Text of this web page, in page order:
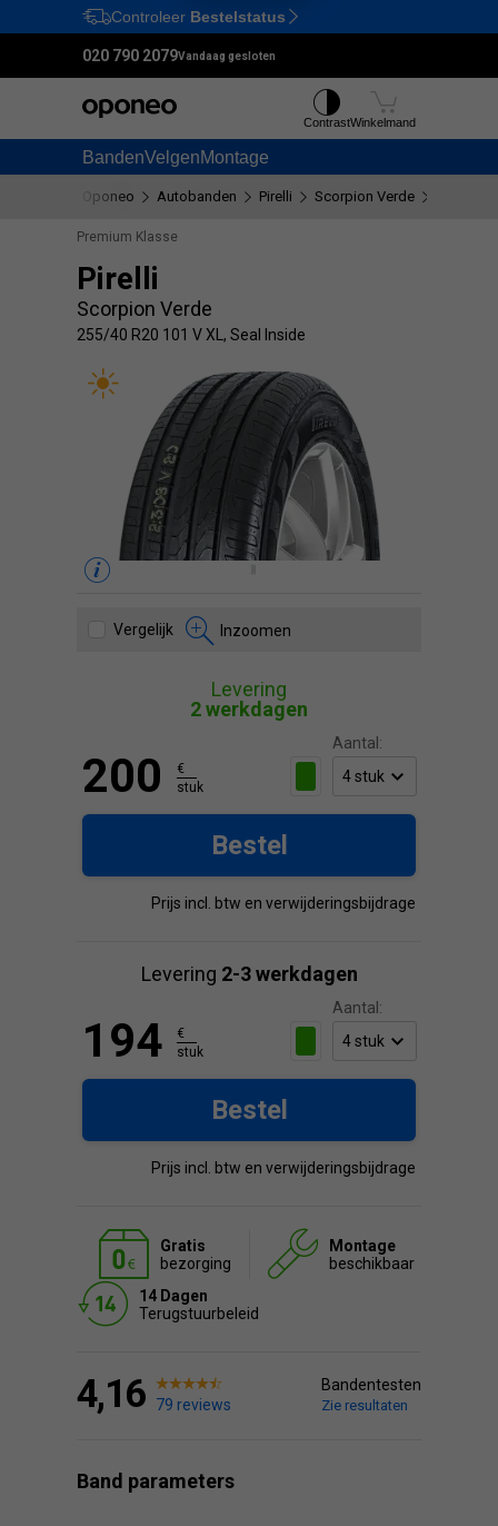
Ctrl M
Controleer Bestelstatus
020 790 2079Vandaag gesloten
BandenVelgenMontage
ContrastWinkelmand
Oponeo Autobanden Pirelli Scorpion Verde
Premium Klasse
Pirelli
Scorpion Verde
255/40 R20 101 V XL, Seal Inside
Vergelijk Inzoomen
Levering
2 werkdagen
Aantal:
200
€
stuk
Bestel
Prijs incl. btw en verwijderingsbijdrage
Levering 2-3 werkdagen
Aantal:
194
€
stuk
Bestel
Prijs incl. btw en verwijderingsbijdrage
Gratis
bezorging
Montage
beschikbaar
14 Dagen
Terugstuurbeleid
4,16 79 reviews
Bandentesten
Zie resultaten
Band parameters